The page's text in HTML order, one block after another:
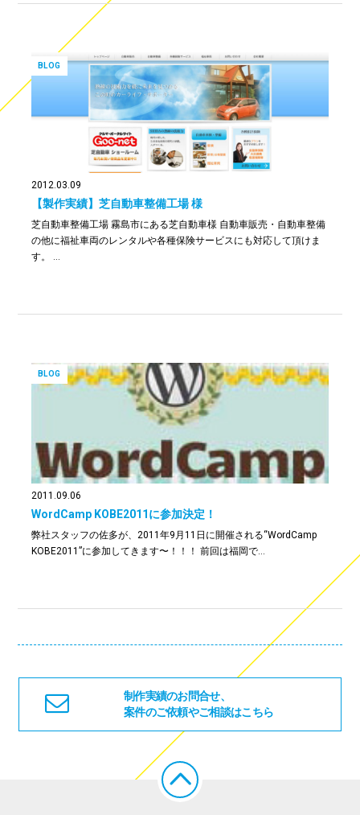
2012.03.09
【製作実績】芝自動車整備工場 様
芝自動車整備工場 霧島市にある芝自動車様 自動車販売・自動車整備
の他に福祉車両のレンタルや各種保険サービスにも対応して頂けま
す。 …
BLOG
2011.09.06
WordCamp KOBE2011に参加決定！
弊社スタッフの佐多が、2011年9月11日に開催される“WordCamp
KOBE2011”に参加してきます〜！！！ 前回は福岡で…
BLOG
制作実績のお問合せ、
案件のご依頼やご相談はこちら